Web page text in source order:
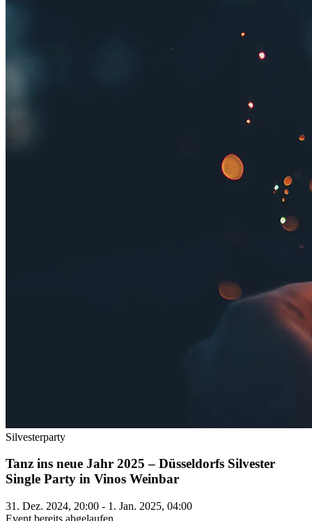
Silvesterparty
Tanz ins neue Jahr 2025 – Düsseldorfs Silvester
Single Party in Vinos Weinbar
31. Dez. 2024, 20:00 - 1. Jan. 2025, 04:00
Event bereits abgelaufen